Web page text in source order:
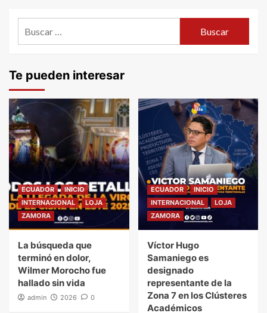
entradas
Te pueden interesar
ECUADOR
INICIO
INTERNACIONAL
LOJA
ZAMORA
La búsqueda que
terminó en dolor,
Wilmer Morocho fue
hallado sin vida
admin 2026 0
ECUADOR
INICIO
INTERNACIONAL
LOJA
ZAMORA
Víctor Hugo
Samaniego es
designado
representante de la
Zona 7 en los Clústeres
Académicos